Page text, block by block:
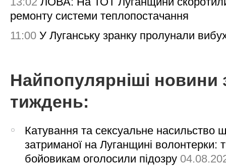
ремонту системи теплопостачання
11:00 У Луганську зранку пролунали
Найпопулярніші новини
тиждень:
Катування та сексуальне насильство
затриманої на Луганщині волонтерки:
бойовикам оголосили підозру